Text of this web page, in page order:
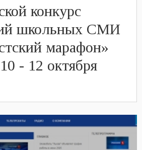
конкурс
школьных СМИ
марафон»
- 12 октября